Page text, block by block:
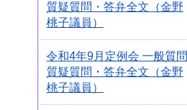
質疑質問・答弁全文（金野
桃子議員）
令和4年9月定例会 一般質問
質疑質問・答弁全文（金野
桃子議員）